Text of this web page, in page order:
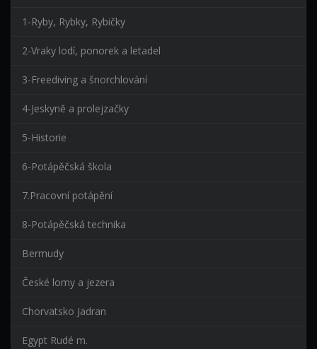
1-Ryby, Rybky, Rybičky
2-Vraky lodí, ponorek a letadel
3-Freediving a šnorchlování
4-Jeskyně a prolejzačky
5-Historie
6-Potápěčská škola
7.Pracovní potápění
8-Potápěčská technika
Bermudy
České lomy a jezera
Chorvatsko Jadran
Egypt Rudé m.